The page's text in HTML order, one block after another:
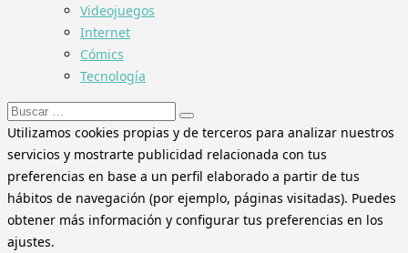
Videojuegos
Internet
Cómics
Tecnología
Buscar:
Utilizamos cookies propias y de terceros para analizar nuestros
servicios y mostrarte publicidad relacionada con tus
preferencias en base a un perfil elaborado a partir de tus
hábitos de navegación (por ejemplo, páginas visitadas). Puedes
obtener más información y configurar tus preferencias en los
ajustes.